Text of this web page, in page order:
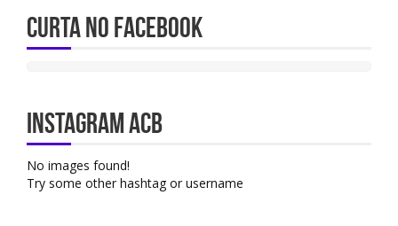
Curta no Facebook
Instagram ACB
No images found!
Try some other hashtag or username